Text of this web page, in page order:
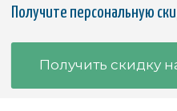
Получите персональную
Получить скидку